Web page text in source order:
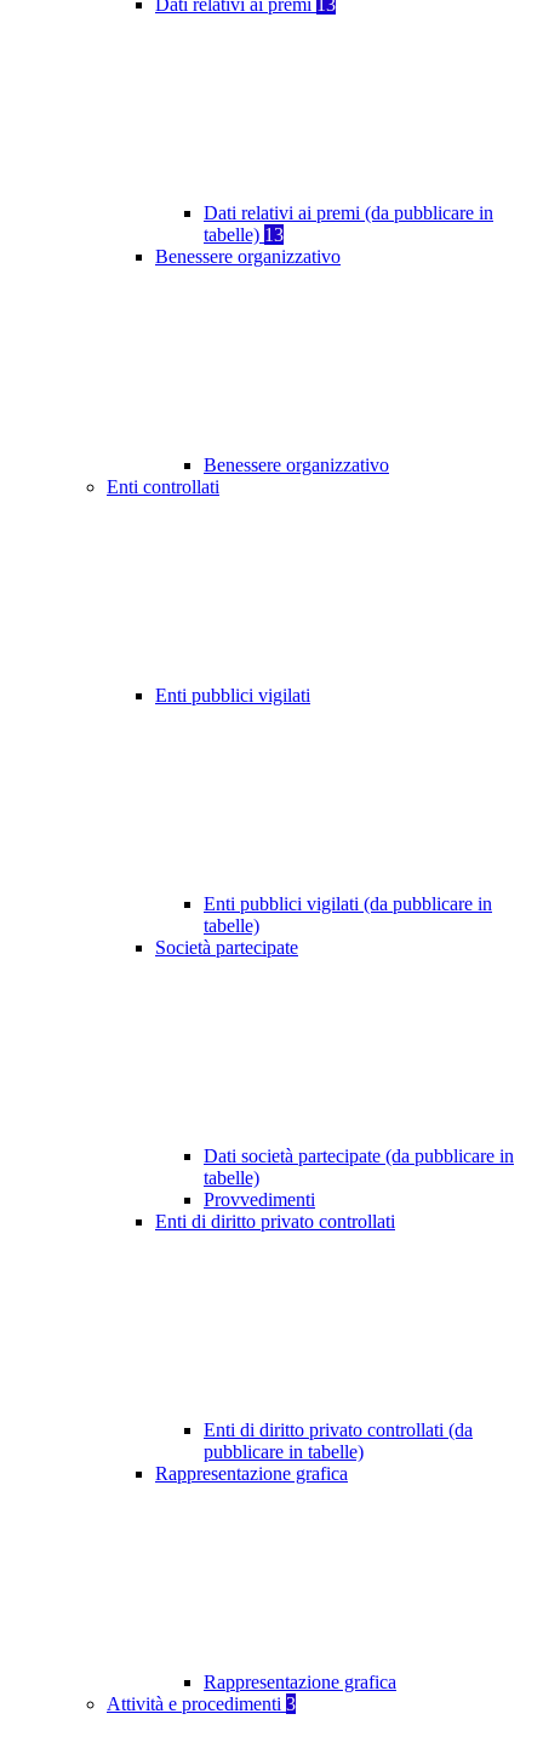
Dati relativi ai premi 13
Dati relativi ai premi (da pubblicare in
tabelle) 13
Benessere organizzativo
Benessere organizzativo
Enti controllati
Enti pubblici vigilati
Enti pubblici vigilati (da pubblicare in
tabelle)
Società partecipate
Dati società partecipate (da pubblicare in
tabelle)
Provvedimenti
Enti di diritto privato controllati
Enti di diritto privato controllati (da
pubblicare in tabelle)
Rappresentazione grafica
Rappresentazione grafica
Attività e procedimenti 3